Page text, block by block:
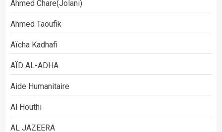
Ahmed Chare(Jolani)
Ahmed Taoufik
Aïcha Kadhafi
AÏD AL-ADHA
Aide Humanitaire
Al Houthi
AL JAZEERA